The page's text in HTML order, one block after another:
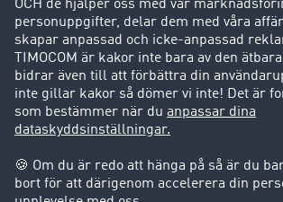
Kunder värvar kunder
Success Stories
Support
Support
Juridiskt